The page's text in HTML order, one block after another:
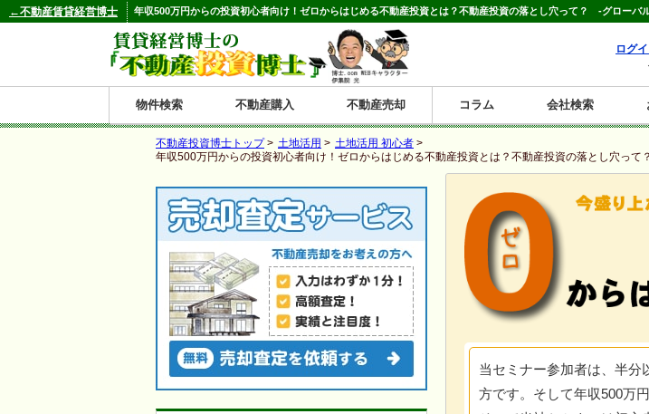
年収500万円からの投資初心者向け！ゼロからはじめる不動産投資とは？不動産投資の落とし穴って？ -グローバ
ログ
物件検索
都道府県別の収益物件一覧
青森
秋田
岩手
宮城
山形
福島
東京
埼玉
神奈川
千葉
茨城
栃木
群馬
州・
新潟
富山
石川
福井
長野
山梨
静岡
愛知
岐阜
三重
大阪
兵庫
京都
滋賀
奈良
和歌山
国・
鳥取
岡山
島根
広島
山口
香川
徳島
愛媛
高知
福岡
佐賀
長崎
熊本
大分
宮崎
鹿児島
沖縄
種別から収益物件を探す
投資マンション
一棟売りアパート
一棟売りマンション
一棟売りビル
店舗・事務所
賃貸併用住宅
戸建賃貸
新築住宅
工場・倉庫
ホテルペンション
不動産購入 不動産売却 コラム 会社検索
←不動産賃貸経営博士
不動産投資博士トップ> 土地活用 > 土地活用 初心者 >
年収500万円からの投資初心者向け！ゼロからはじめる不動産投資とは？不動産投資の落とし穴っ
当セミナー参加者は、半分
方です。そして年収500万